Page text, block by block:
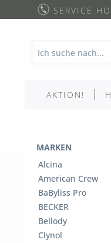
SERVICE
AKTION!
MARKEN
Alcina
American Crew
BaByliss Pro
BECKER
Bellody
Clynol